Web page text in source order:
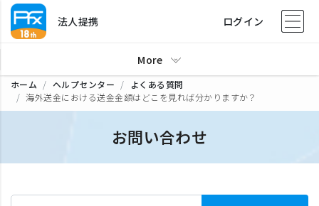
法人提携 ログイン
More
ホーム ヘルプセンター
よくある質問
海外送金における送金金額はどこを見れば分かりますか？
お問い合わせ